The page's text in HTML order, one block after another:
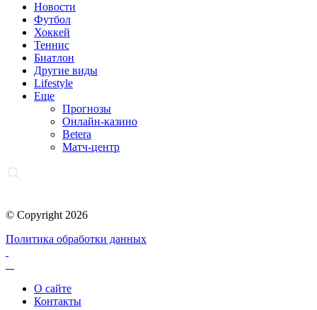
Новости
Футбол
Хоккей
Теннис
Биатлон
Другие виды
Lifestyle
Еще
Прогнозы
Онлайн-казино
Betera
Матч-центр
© Copyright 2026
Политика обработки данных
О сайте
Контакты